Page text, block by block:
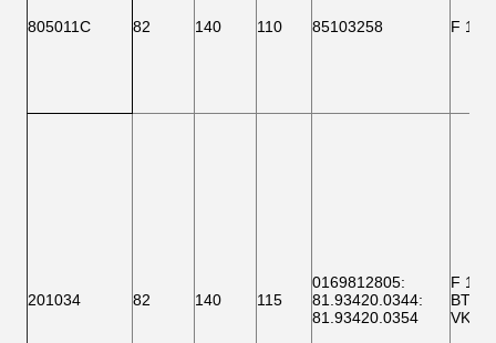
805011C 82 140 110 85103258 F
201034 82 140 115
0169812805:
81.93420.0344:
81.93420.0354
F
BTH
VKBA